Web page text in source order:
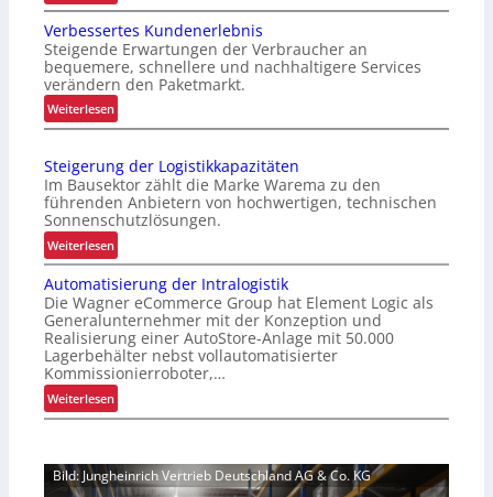
O
p
t
i
m
i
t
e
r
a
l
e
t
t
e
n
w
h
s
Verbessertes Kundenerlebnis
Steigende Erwartungen der Verbraucher an
bequemere, schnellere und nachhaltigere Services
verändern den Paketmarkt.
Weiterlesen:
V
r
b
e
s
s
r
t
e
s
K
u
n
e
n
Steigerung der Logistikkapazitäten
Im Bausektor zählt die Marke Warema zu den
führenden Anbietern von hochwertigen, technischen
Sonnenschutzlösungen.
Weiterlesen:
S
t
e
i
g
e
r
u
d
Automatisierung der Intralogistik
Die Wagner eCommerce Group hat Element Logic als
Generalunternehmer mit der Konzeption und
Realisierung einer AutoStore-Anlage mit 50.000
Lagerbehälter nebst vollautomatisierter
Kommissionierroboter,…
Weiterlesen:
A
o
Bild: Jungheinrich Vertrieb Deutschland AG & Co. KG